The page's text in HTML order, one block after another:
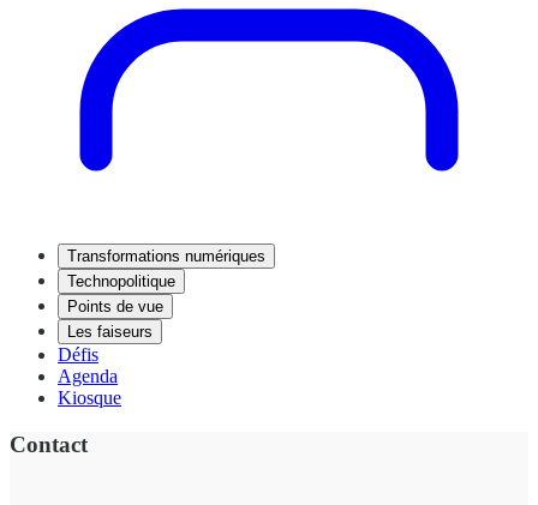
Transformations numériques
Technopolitique
Points de vue
Les faiseurs
Défis
Agenda
Kiosque
Contact